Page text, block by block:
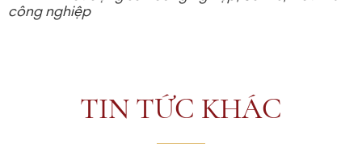
công nghiệp
TIN TỨC KHÁC